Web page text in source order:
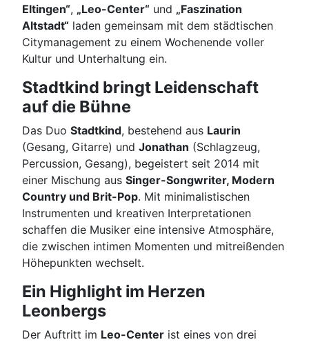
Eltingen“, „Leo-Center“ und „Faszination
Altstadt“ laden gemeinsam mit dem städtischen
Citymanagement zu einem Wochenende voller
Kultur und Unterhaltung ein.
Stadtkind bringt Leidenschaft
auf die Bühne
Das Duo Stadtkind, bestehend aus Laurin
(Gesang, Gitarre) und Jonathan (Schlagzeug,
Percussion, Gesang), begeistert seit 2014 mit
einer Mischung aus Singer-Songwriter, Modern
Country und Brit-Pop. Mit minimalistischen
Instrumenten und kreativen Interpretationen
schaffen die Musiker eine intensive Atmosphäre,
die zwischen intimen Momenten und mitreißenden
Höhepunkten wechselt.
Ein Highlight im Herzen
Leonbergs
Der Auftritt im Leo-Center ist eines von drei